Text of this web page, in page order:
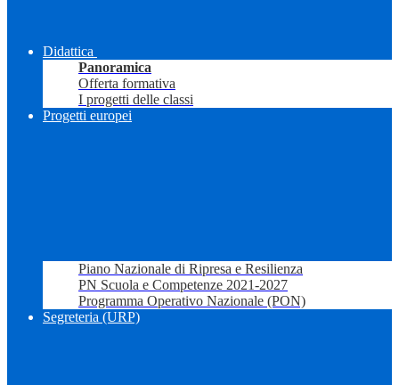
Didattica
Panoramica
Offerta formativa
I progetti delle classi
Progetti europei
Piano Nazionale di Ripresa e Resilienza
PN Scuola e Competenze 2021-2027
Programma Operativo Nazionale (PON)
Segreteria (URP)